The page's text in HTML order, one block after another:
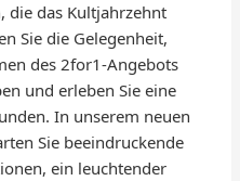
die das Kultjahrzehnt
Sie die Gelegenheit,
des 2for1-Angebots
und erleben Sie eine
In unserem neuen
Sie beeindruckende
ein leuchtender